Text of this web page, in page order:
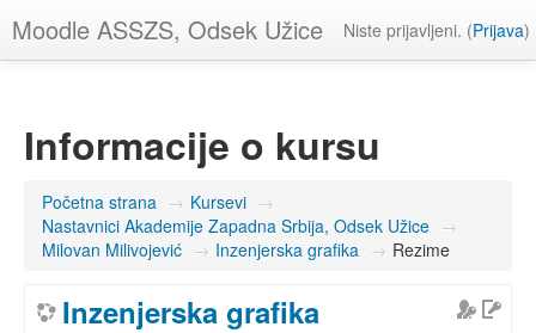
Moodle ASSZS, Odsek Užice Niste prijavljeni. (Prijava)
Informacije o kursu
Početna strana → Kursevi →
Nastavnici Akademije Zapadna Srbija, Odsek Užice →
Milovan Milivojević → Inzenjerska grafika → Rezime
Inzenjerska grafika